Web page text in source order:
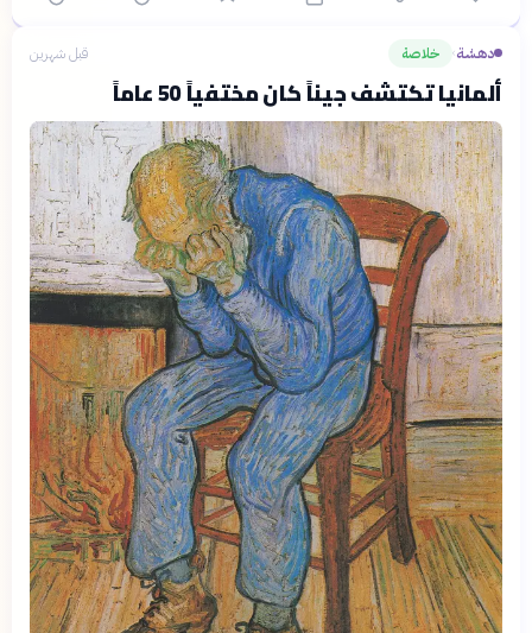
دهشة› خلاصة قبل شهرين
ألمانيا تكتشف جيناً كان مختفياً 50 عاماً